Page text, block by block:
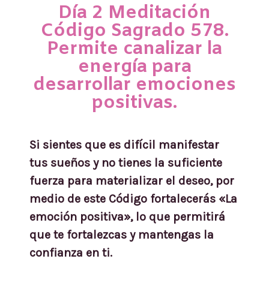
Día 2 Meditación
Código Sagrado 578.
Permite canalizar la
energía para
desarrollar emociones
positivas.
Si sientes que es difícil manifestar
tus sueños y no tienes la suficiente
fuerza para materializar el deseo, por
medio de este Código fortalecerás «La
emoción positiva», lo que permitirá
que te fortalezcas y mantengas la
confianza en ti.